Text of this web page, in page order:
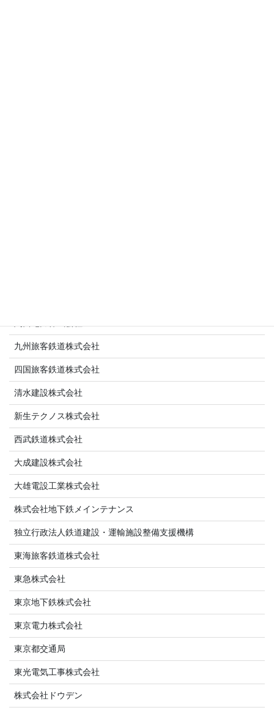
九州旅客鉄道株式会社
四国旅客鉄道株式会社
清水建設株式会社
新生テクノス株式会社
西武鉄道株式会社
大成建設株式会社
大雄電設工業株式会社
株式会社地下鉄メインテナンス
独立行政法人鉄道建設・運輸施設整備支援機構
東海旅客鉄道株式会社
東急株式会社
東京地下鉄株式会社
東京電力株式会社
東京都交通局
東光電気工事株式会社
株式会社ドウデン